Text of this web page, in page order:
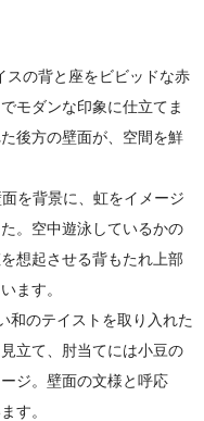
スの背と座をビビッドな赤
モダンな印象に仕立てま
後方の壁面が、空間を鮮
を背景に、虹をイメージ
。空中遊泳しているかの
想起させる背もたれ上部
ます。
和のテイストを取り入れた
立て、肘当てには小豆の
ジ。壁面の文様と呼応
す。